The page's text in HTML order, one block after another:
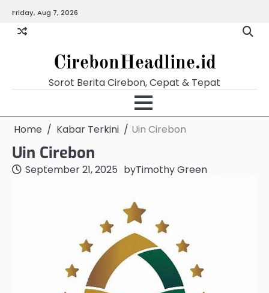
content
Friday, Aug 7, 2026
CirebonHeadline.id
Sorot Berita Cirebon, Cepat & Tepat
Home Kabar Terkini Uin Cirebon
Uin Cirebon
September 21, 2025 byTimothy Green